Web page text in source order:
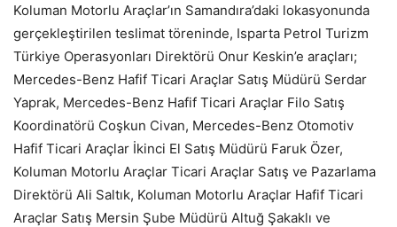
Koluman Motorlu Araçlar’ın Samandıra’daki lokasyonunda
gerçekleştirilen teslimat töreninde, Isparta Petrol Turizm
Türkiye Operasyonları Direktörü Onur Keskin’e araçları;
Mercedes-Benz Hafif Ticari Araçlar Satış Müdürü Serdar
Yaprak, Mercedes-Benz Hafif Ticari Araçlar Filo Satış
Koordinatörü Coşkun Civan, Mercedes-Benz Otomotiv
Hafif Ticari Araçlar İkinci El Satış Müdürü Faruk Özer,
Koluman Motorlu Araçlar Ticari Araçlar Satış ve Pazarlama
Direktörü Ali Saltık, Koluman Motorlu Araçlar Hafif Ticari
Araçlar Satış Mersin Şube Müdürü Altuğ Şakaklı ve